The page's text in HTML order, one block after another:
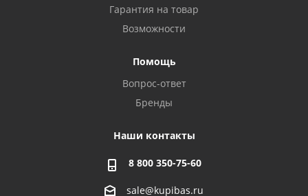
Гарантия на товар
Возможности
Помощь
Вопрос-ответ
Бренды
Наши контакты
8 800 350-75-60
sale@kupibas.ru